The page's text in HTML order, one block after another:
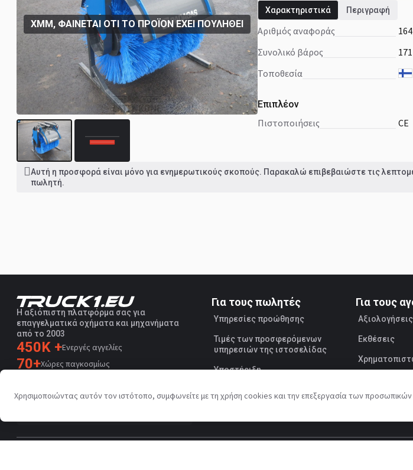
ΧΜΜ, ΦΑΊΝΕΤΑΙ ΌΤΙ ΤΟ ΠΡΟΪΌΝ ΈΧΕΙ ΠΟΥΛΗΘΕΊ
Βρείτε νέες προσφορές
Ανοίξτε τον
Χαρακτηριστικά Περιγραφή
Αριθμός αναφοράς
Συνολικό βάρος
Τοποθεσία
Επιπλέον
πιστοποιήσεις CE
Αυτή η προσφορά είναι μόνο για ενημερωτικούς σκοπούς. Παρακαλώ επιβεβαιώστε τις
πωλητή.
Η αξιόπιστη πλατφόρμα σας για
επαγγελματικά οχήματα και μηχανήματα
από το 2003
450K +Ενεργές αγγελίες
70+Χώρες παγκοσμίως
4.7/5
Για τους πωλητές
Υπηρεσίες προώθησης
Τιμές των προσφερόμενων
υπηρεσιών της ιστοσελίδας
Υποστήριξη
Για τους
Εκθέσεις
Χρησιμοποιώντας αυτόν τον ιστότοπο, συμφωνείτε με τη χρήση cookies και την επεξεργασία των